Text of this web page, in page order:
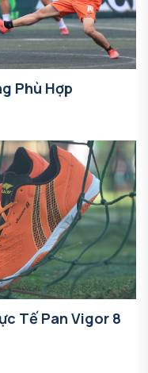
Phù Hợp
Tế Pan Vigor 8